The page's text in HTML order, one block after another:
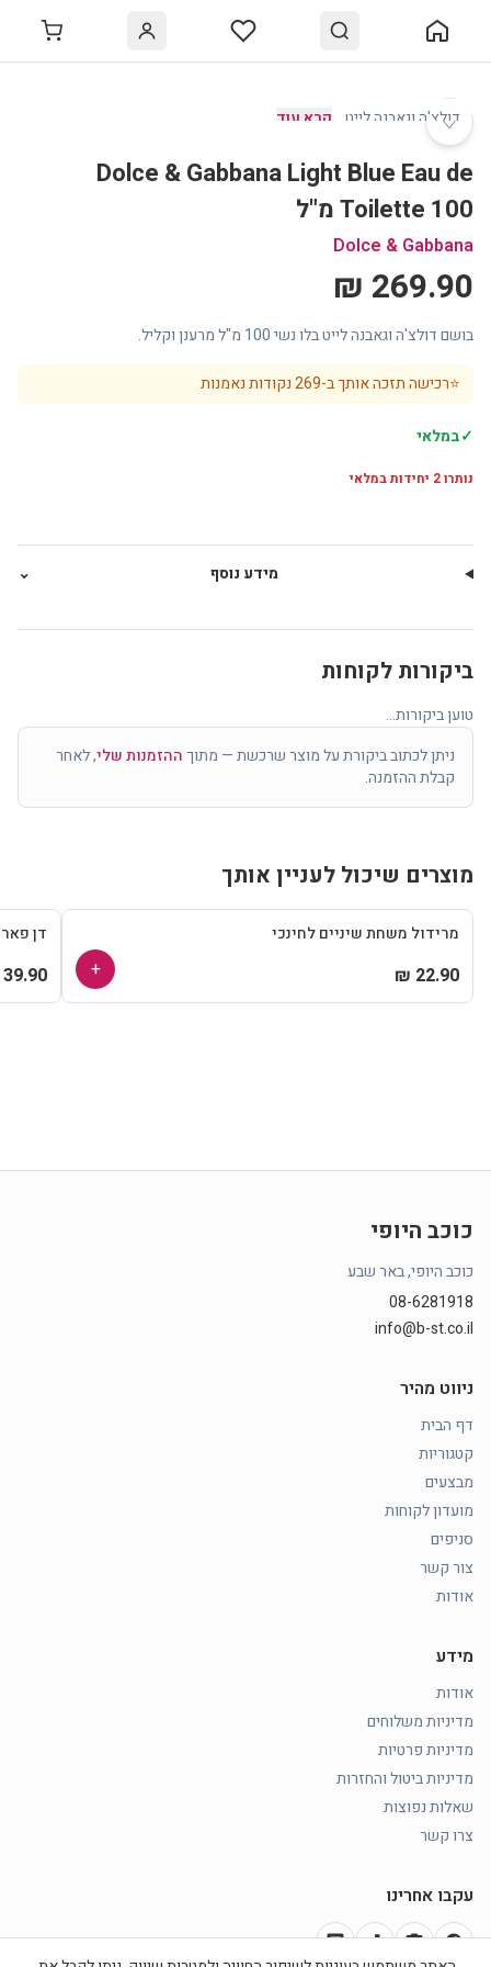
♡
דולצ'ה וגאבנה לייט קרא עוד
Dolce & Gabbana Light Blue Eau de
Toilette 100 מ"ל
Dolce & Gabbana
269.90 ₪
בושם דולצ'ה וגאבנה לייט בלו נשי 100 מ"ל מרענן וקליל.
⭐רכישה תזכה אותך ב-269נקודות נאמנות
✓במלאי
נותרו2 יחידות במלאי
מידע נוסף ⌄
ביקורות לקוחות
טוען ביקורות...
ניתן לכתוב ביקורת על מוצר שרכשת — מתוךההזמנות שלי, לאחר
קבלת ההזמנה.
מוצרים שיכול לעניין אותך
מרידול משחת שיניים לחינכי
22.90 ₪
+
דן
39.90 ₪
כוכב היופי
כוכב היופי, באר שבע
08-6281918
info@b-st.co.il
ניווט מהיר
דף הבית
קטגוריות
מבצעים
מועדון לקוחות
סניפים
צור קשר
אודות
מידע
אודות
מדיניות משלוחים
מדיניות פרטיות
מדיניות ביטול והחזרות
שאלות נפוצות
צרו קשר
עקבו אחרינו
facebook
photo_camera
music_note
chat